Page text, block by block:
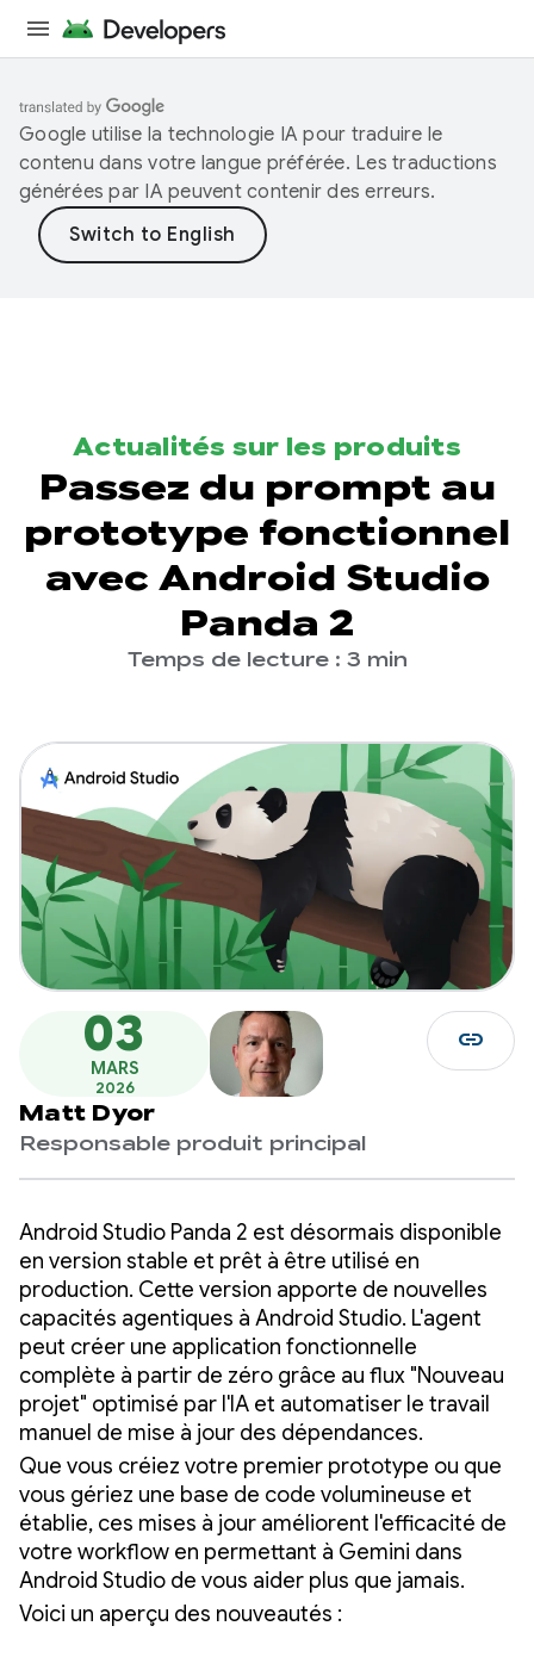
Google utilise la technologie IA pour traduire le
contenu dans votre langue préférée. Les traductions
générées par IA peuvent contenir des erreurs.
Actualités sur les produits
Passez du prompt au
prototype fonctionnel
avec Android Studio
Panda 2
Temps de lecture : 3 min
03
MARS
2026
Matt Dyor
Responsable produit principal
link
Android Studio Panda 2 est désormais disponible
en version stable et prêt à être utilisé en
production. Cette version apporte de nouvelles
capacités agentiques à Android Studio. L'agent
peut créer une application fonctionnelle
complète à partir de zéro grâce au flux "Nouveau
projet" optimisé par l'IA et automatiser le travail
manuel de mise à jour des dépendances.
Que vous créiez votre premier prototype ou que
vous gériez une base de code volumineuse et
établie, ces mises à jour améliorent l'efficacité de
votre workflow en permettant à Gemini dans
Android Studio de vous aider plus que jamais.
Voici un aperçu des nouveautés :